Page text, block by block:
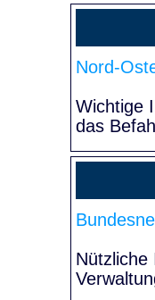
Nord-
Wichtige
das
Nützliche